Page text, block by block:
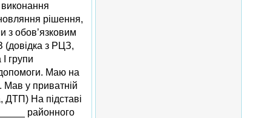
рішення,
з обов’язковим
(довідка з РЦЗ,
групи
допомоги. Маю на
Мав у приватній
ДТП) На підставі
районного